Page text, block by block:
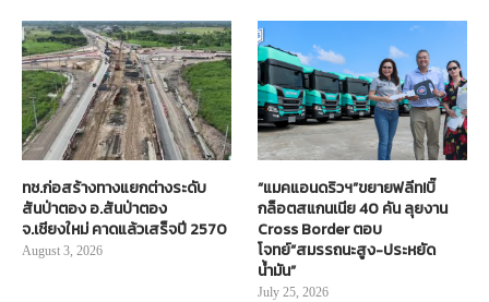
ทช.ก่อสร้างทางแยกต่างระดับ
สันป่าตอง อ.สันป่าตอง
จ.เชียงใหม่ คาดแล้วเสร็จปี 2570
August 3, 2026
“แมคแอนดริวฯ”ขยายฟลีท!บิ๊
กล็อตสแกนเนีย 40 คัน ลุยงาน
Cross Border ตอบ
โจทย์“สมรรถนะสูง-ประหยัด
น้ำมัน”
July 25, 2026